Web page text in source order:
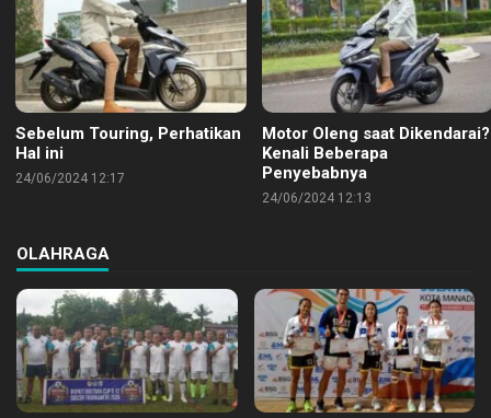
Sebelum Touring, Perhatikan
Hal ini
24/06/2024 12:17
Motor Oleng saat Dikendarai?
Kenali Beberapa
Penyebabnya
24/06/2024 12:13
OLAHRAGA